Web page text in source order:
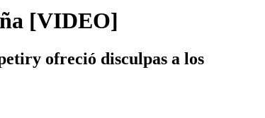
[VIDEO]
ofreció disculpas a los